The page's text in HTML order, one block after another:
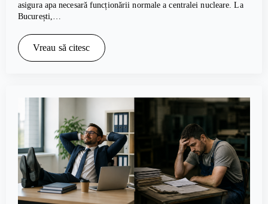
asigura apa necesară funcționării normale a centralei nucleare. La
București,…
Vreau să citesc